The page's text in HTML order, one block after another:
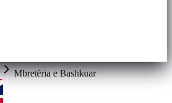
Mbretëria e Bashkuar